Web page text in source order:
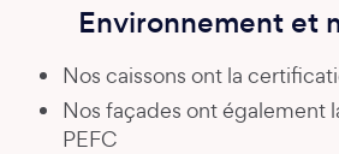
Environnement et
Nos caissons ont la
Nos façades ont également
PEFC